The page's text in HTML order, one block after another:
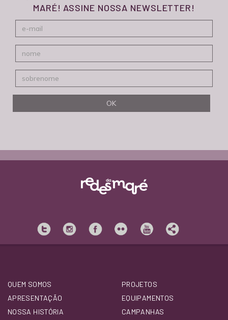
MARÉ! ASSINE NOSSA NEWSLETTER!
QUEM SOMOS
APRESENTAÇÃO
NOSSA HISTÓRIA
PROJETOS
EQUIPAMENTOS
CAMPANHAS